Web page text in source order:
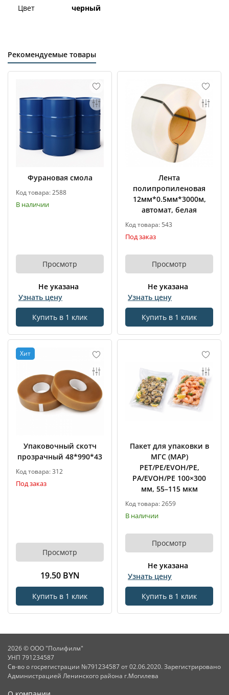
Цвет черный
Рекомендуемые товары
Фурановая смола
Код товара: 2588
В наличии
Просмотр
Не указана
Узнать цену
Купить в 1 клик
Лента
полипропиленовая
12мм*0.5мм*3000м,
автомат, белая
Код товара: 543
Под заказ
Просмотр
Не указана
Узнать цену
Купить в 1 клик
Хит
Упаковочный скотч
прозрачный 48*990*43
Код товара: 312
Под заказ
Просмотр
19.50 BYN
Купить в 1 клик
Пакет для упаковки в
МГС (MAP)
PET/PE/EVOH/PE,
PA/EVOH/PE 100×300
мм, 55–115 мкм
Код товара: 2659
В наличии
Просмотр
Не указана
Узнать цену
Купить в 1 клик
2026 © ООО "Полифилм"
УНП 791234587
Св-во о госрегистрации №791234587 от 02.06.2020. Зарегистрировано
Администрацией Ленинского района г.Могилева